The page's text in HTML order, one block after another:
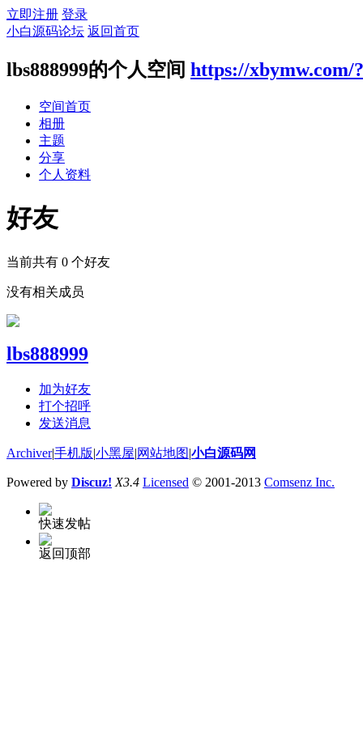
立即注册 登录
小白源码论坛 返回首页
lbs888999的个人空间 https://xbymw.com/
空间首页
相册
主题
分享
个人资料
好友
当前共有 0 个好友
没有相关成员
lbs888999
加为好友
打个招呼
发送消息
Archiver|手机版|小黑屋|网站地图|小白源码网
Powered by Discuz! X3.4 Licensed © 2001-2013 Comsenz Inc.
快速发帖
返回顶部